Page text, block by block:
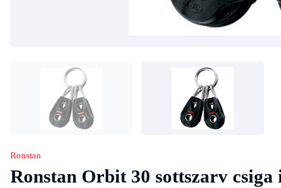
Ronstan
Ronstan Orbit 30 sottszarv